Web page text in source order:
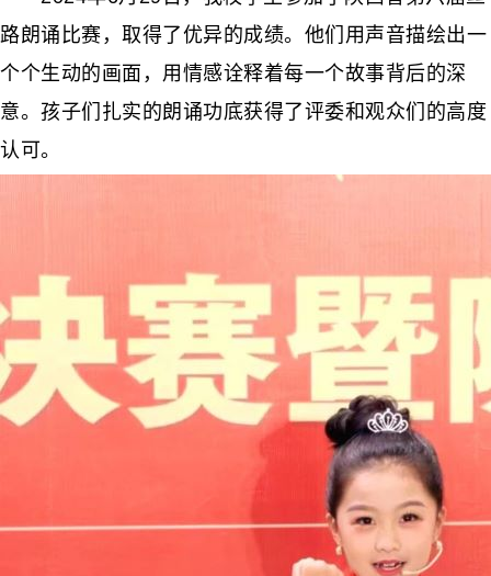
路朗诵比赛，取得了优异的成绩。他们用声音描绘出一
个个生动的画面，用情感诠释着每一个故事背后的深
意。孩子们扎实的朗诵功底获得了评委和观众们的高度
认可。